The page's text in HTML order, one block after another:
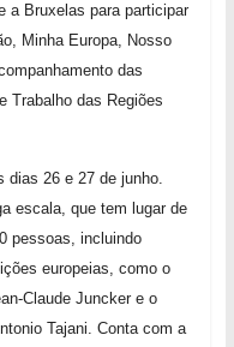
a Bruxelas para participar
Minha Europa, Nosso
das
Trabalho das Regiões
dias 26 e 27 de junho.
escala, que tem lugar de
pessoas, incluindo
europeias, como o
Claude Juncker e o
Tajani. Conta com a